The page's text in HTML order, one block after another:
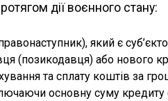
дії воєнного стану:
який є
(позикодавця) або нового
та сплату коштів за
основну суму кредиту